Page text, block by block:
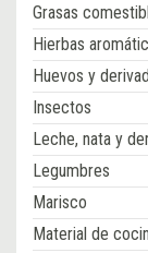
Grasas
Hierbas
Huevos y
Insectos
Leche, nata y
Legumbres
Marisco
Material de